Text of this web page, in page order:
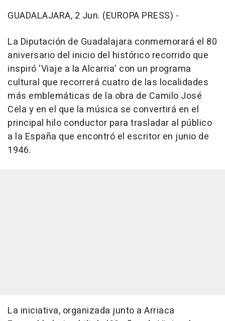
GUADALAJARA, 2 Jun. (EUROPA PRESS) -
La Diputación de Guadalajara conmemorará el 80
aniversario del inicio del histórico recorrido que
inspiró 'Viaje a la Alcarria' con un programa
cultural que recorrerá cuatro de las localidades
más emblemáticas de la obra de Camilo José
Cela y en el que la música se convertirá en el
principal hilo conductor para trasladar al público
a la España que encontró el escritor en junio de
1946.
La iniciativa, organizada junto a Arriaca